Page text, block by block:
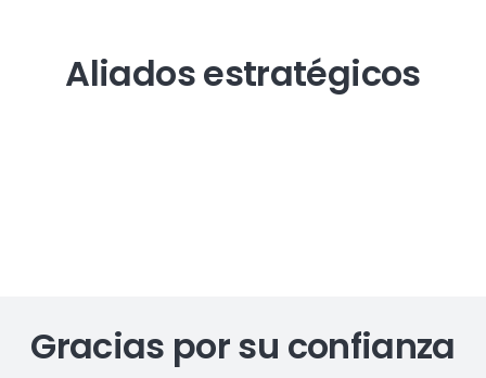
Aliados estratégicos
Gracias por su confianza